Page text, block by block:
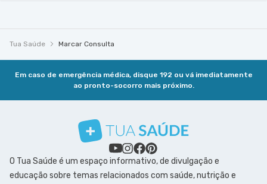
Tua Saúde Marcar Consulta
Em caso de emergência médica, disque 192 ou vá imediatamente
ao pronto-socorro mais próximo.
O Tua Saúde é um espaço informativo, de divulgação e
educação sobre temas relacionados com saúde, nutrição e